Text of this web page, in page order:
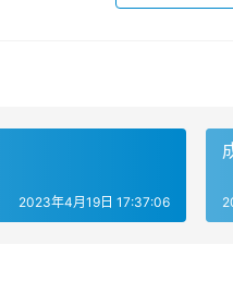
元。
2023年4月19日 17:37:06